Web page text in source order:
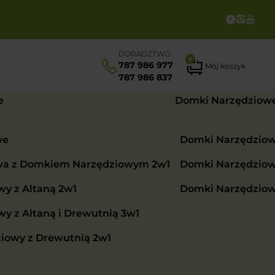
DORADZTWO
787 986 977
787 986 837
0
Mój koszyk
z Domkiem Narzędziowym 2w1
z Altaną 2w1
z Altaną i Drewutnią 3w1
z Drewutnią 2w1
Domki
Domki
Domki
Domki